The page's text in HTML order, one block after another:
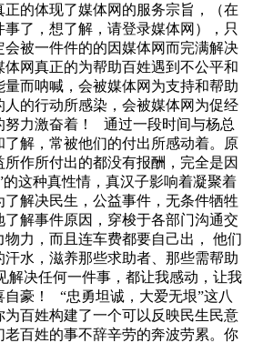
的体现了媒体网的服务宗旨，（在
了，想了解，请登录媒体网），只
被一件件的的因媒体网而完满解决
网真正的为帮助百姓遇到不公平和
而呐喊，会被媒体网为支持和帮助
的行动所感染，会被媒体网为促经
努力激奋着！ 通过一段时间与杨总
解，常被他们的付出所感动着。原
作所付出的都没有报酬，完全是因
这种真性情，真汉子影响着凝聚着
解决民生，公益事件，无条件牺牲
解事件原因，穿梭于各部门沟通交
力，而且连车费都要自己出， 他们
水，滋养那些求助者、那些需帮助
解决任何一件事，都让我感动，让我
自豪！ “忠勇坦诚，大爱无垠”这八
百姓构建了一个可以反映民生民意
老百姓的事不辞辛劳的奔波劳累。你